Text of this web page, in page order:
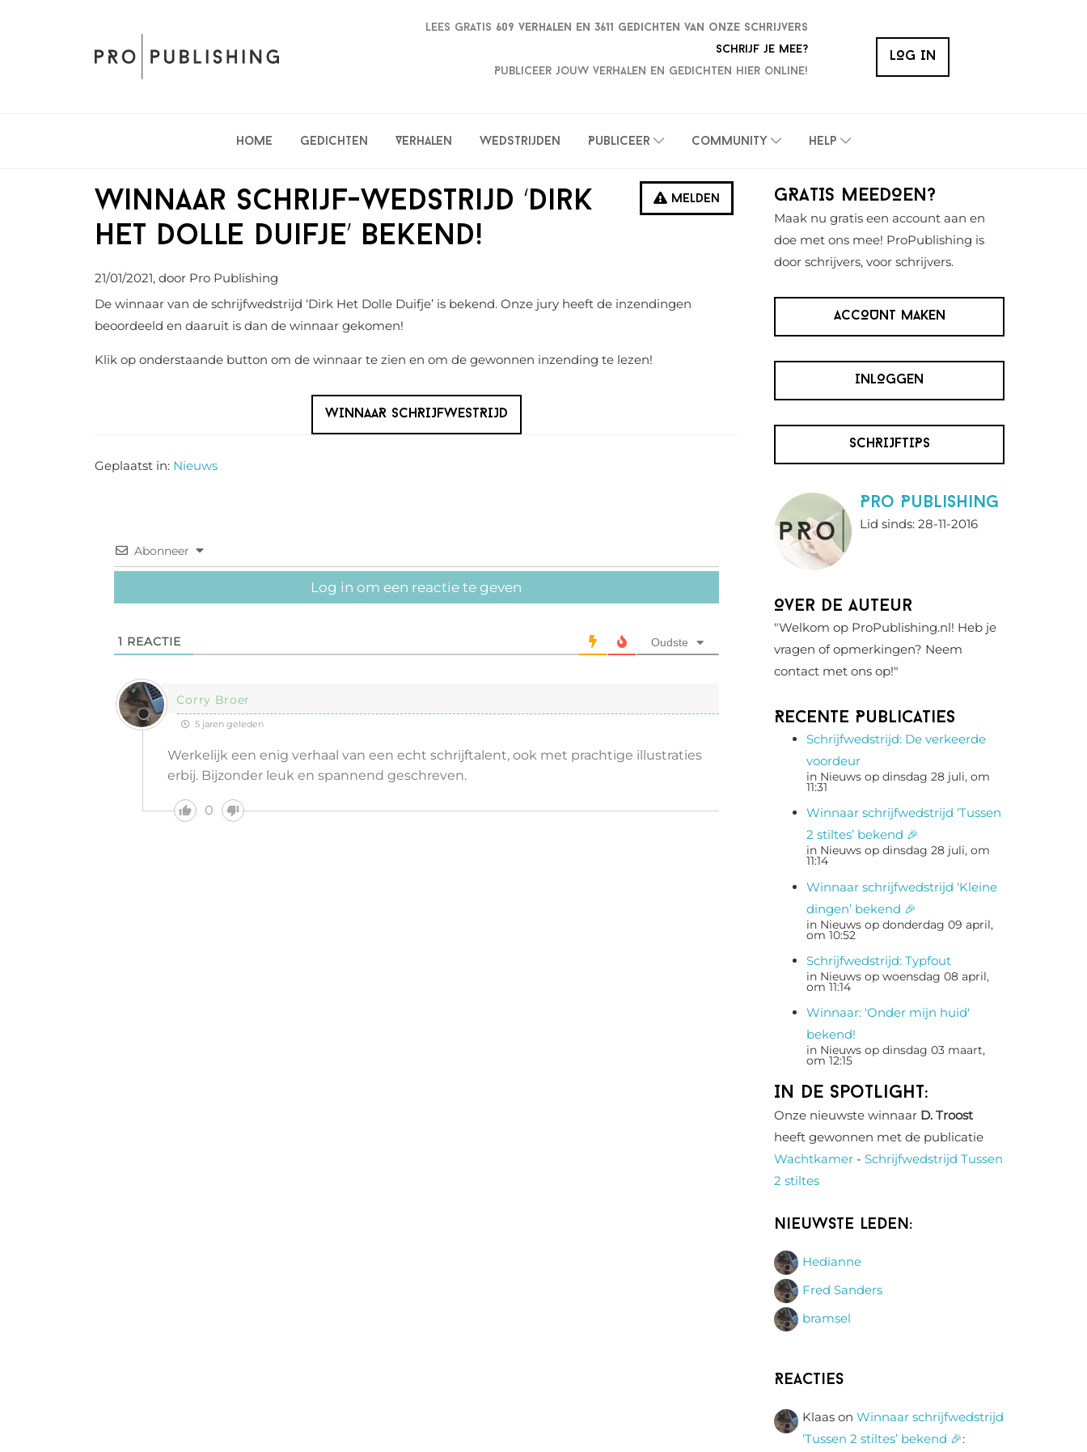
Lees gratis 609 verhalen en 3611 gedichten van onze schrijvers
Schrijf je mee?
Publiceer jouw verhalen en gedichten hier online!
LOG IN
Home Gedichten Verhalen Wedstrijden Publiceer Community Help
Melden
Winnaar schrijf-wedstrijd ‘Dirk
Het Dolle Duifje’ bekend!
21/01/2021, door Pro Publishing
De winnaar van de schrijfwedstrijd ‘Dirk Het Dolle Duifje’ is bekend. Onze jury heeft de inzendingen
beoordeeld en daaruit is dan de winnaar gekomen!
Klik op onderstaande button om de winnaar te zien en om de gewonnen inzending te lezen!
WINNAAR SCHRIJFWESTRIJD
Geplaatst in: Nieuws
Abonneer
Log in om een reactie te geven
1 REACTIE Oudste
Corry Broer
5 jaren geleden
Werkelijk een enig verhaal van een echt schrijftalent, ook met prachtige illustraties
erbij. Bijzonder leuk en spannend geschreven.
0
Primaire
Sidebar
GRATIS MEEDOEN?
Maak nu gratis een account aan en
doe met ons mee! ProPublishing is
door schrijvers, voor schrijvers.
ACCOUNT MAKEN
INLOGGEN
SCHRIJFTIPS
Pro Publishing
Lid sinds: 28-11-2016
Over de auteur
"Welkom op ProPublishing.nl! Heb je
vragen of opmerkingen? Neem
contact met ons op!"
Recente Publicaties
Schrijfwedstrijd: De verkeerde
voordeur
in Nieuws op dinsdag 28 juli, om
11:31
Winnaar schrijfwedstrijd ‘Tussen
2 stiltes’ bekend 🎉
in Nieuws op dinsdag 28 juli, om
11:14
Winnaar schrijfwedstrijd ‘Kleine
dingen’ bekend 🎉
in Nieuws op donderdag 09 april,
om 10:52
Schrijfwedstrijd: Typfout
in Nieuws op woensdag 08 april,
om 11:14
Winnaar: 'Onder mijn huid'
bekend!
in Nieuws op dinsdag 03 maart,
om 12:15
In de spotlight:
Onze nieuwste winnaar D. Troost
heeft gewonnen met de publicatie
Wachtkamer - Schrijfwedstrijd Tussen
2 stiltes
Nieuwste leden:
Hedianne
Fred Sanders
bramsel
Reacties
Klaas on Winnaar schrijfwedstrijd
‘Tussen 2 stiltes’ bekend 🎉: